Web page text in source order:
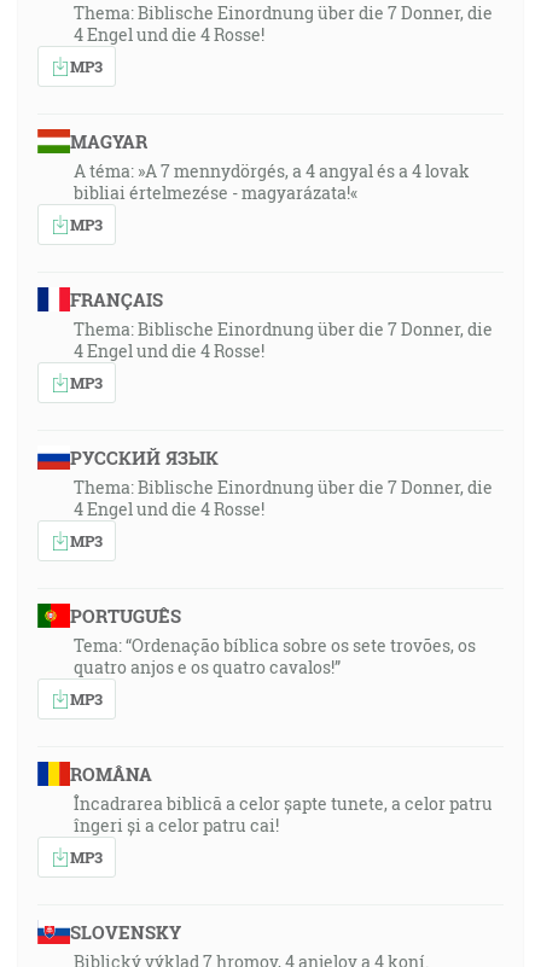
Thema: Biblische Einordnung über die 7 Donner, die
4 Engel und die 4 Rosse!
MP3
MAGYAR
A téma: »A 7 mennydörgés, a 4 angyal és a 4 lovak
bibliai értelmezése - magyarázata!«
MP3
FRANÇAIS
Thema: Biblische Einordnung über die 7 Donner, die
4 Engel und die 4 Rosse!
MP3
РУССКИЙ ЯЗЫК
Thema: Biblische Einordnung über die 7 Donner, die
4 Engel und die 4 Rosse!
MP3
PORTUGUÊS
Tema: “Ordenação bíblica sobre os sete trovões, os
quatro anjos e os quatro cavalos!”
MP3
ROMÂNA
Încadrarea biblică a celor șapte tunete, a celor patru
îngeri și a celor patru cai!
MP3
SLOVENSKY
Biblický výklad 7 hromov, 4 anjelov a 4 koní.